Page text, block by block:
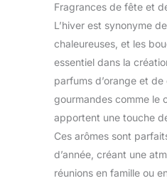
Fragrances de fête et
L’hiver est synonyme
chaleureuses, et les
essentiel dans la
parfums d’orange et
gourmandes comme le
apportent une touche
Ces arômes sont
d’année, créant une
réunions en famille ou